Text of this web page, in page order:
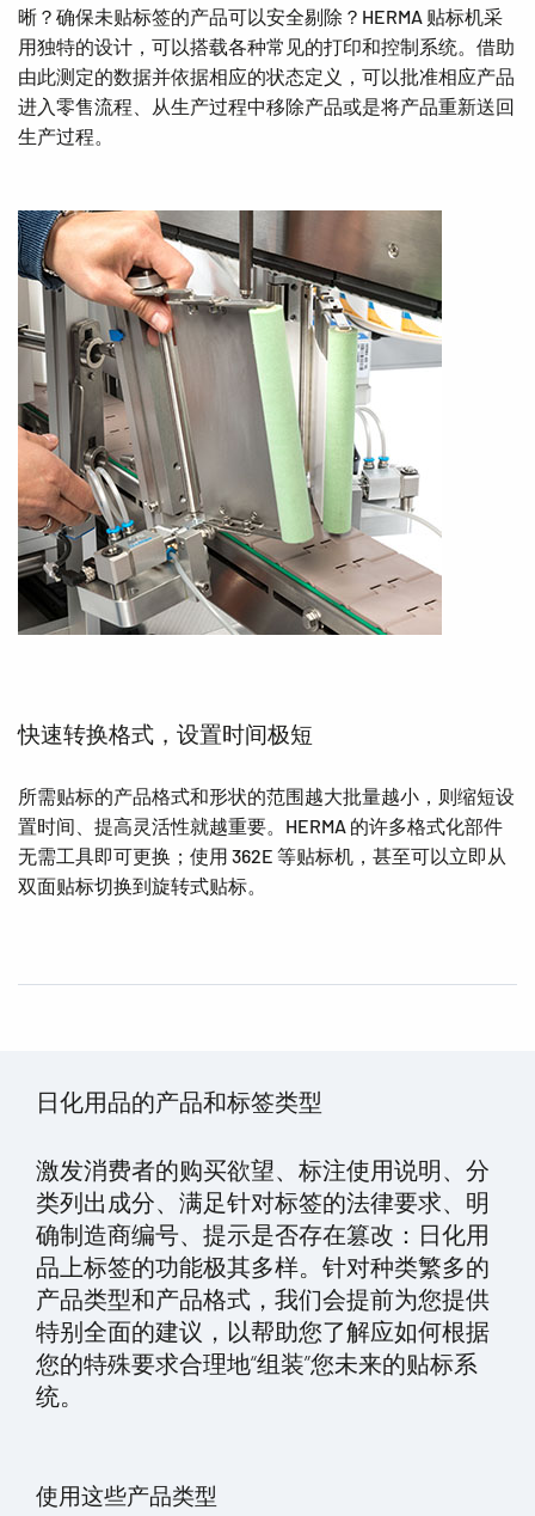
晰？确保未贴标签的产品可以安全剔除？HERMA 贴标机采
用独特的设计，可以搭载各种常见的打印和控制系统。借助
由此测定的数据并依据相应的状态定义，可以批准相应产品
进入零售流程、从生产过程中移除产品或是将产品重新送回
生产过程。
快速转换格式，设置时间极短
所需贴标的产品格式和形状的范围越大批量越小，则缩短设
置时间、提高灵活性就越重要。HERMA 的许多格式化部件
无需工具即可更换；使用 362E 等贴标机，甚至可以立即从
双面贴标切换到旋转式贴标。
日化用品的产品和标签类型
激发消费者的购买欲望、标注使用说明、分
类列出成分、满足针对标签的法律要求、明
确制造商编号、提示是否存在篡改：日化用
品上标签的功能极其多样。针对种类繁多的
产品类型和产品格式，我们会提前为您提供
特别全面的建议，以帮助您了解应如何根据
您的特殊要求合理地“组装”您未来的贴标系
统。
使用这些产品类型